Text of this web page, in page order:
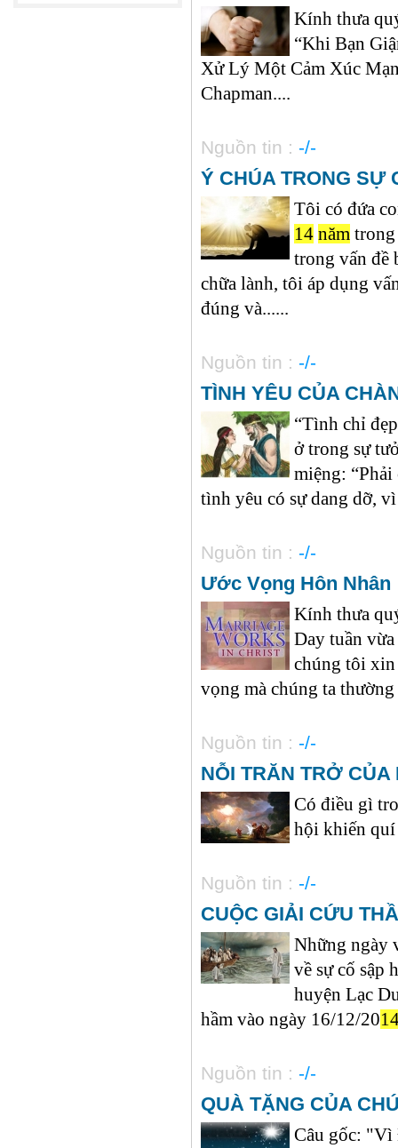
Kính thưa
“Khi Bạn
Xử Lý Một Cảm Xúc
Chapman....
Nguồn tin : -/-
Ý CHÚA TRONG SỰ
Tôi có đứa
14 năm trong
trong vấn đề
chữa lành, tôi áp dụng
đúng và......
Nguồn tin : -/-
TÌNH YÊU CỦA
“Tình chỉ
ở trong sự
miệng:
tình yêu có sự dang dỡ,
Nguồn tin : -/-
Ước Vọng Hôn Nhân
Kính thưa
Day tuần
chúng tôi xin
vọng mà chúng ta
Nguồn tin : -/-
NỖI TRĂN TRỞ
Có điều gì
hội khiến quí
Nguồn tin : -/-
CUỘC GIẢI CỨU
Những ngày
về sự cố sập
huyện Lạc
hầm vào ngày 16/12/20
Nguồn tin : -/-
QUÀ TẶNG CỦA
Câu gốc: "Vì